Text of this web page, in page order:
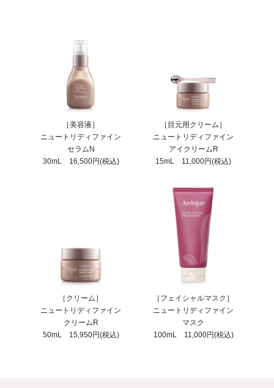
［美容液］
ニュートリディファイン
セラムN
30mL 16,500円(税込)
［目元用クリーム］
ニュートリディファイン
アイクリームR
15mL 11,000円(税込)
［クリーム］
ニュートリディファイン
クリームR
50mL 15,950円(税込)
［フェイシャルマスク］
ニュートリディファイン
マスク
100mL 11,000円(税込)